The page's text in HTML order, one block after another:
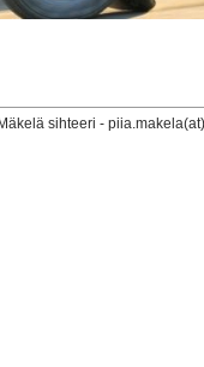
sihteeri -